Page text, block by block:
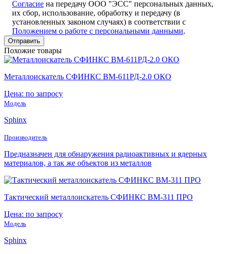
Согласие на передачу ООО "ЭСС" персональных данных,
их сбор, использование, обработку и передачу (в
установленных законом случаях) в соответствии с
Положением о работе с персональными данными.
Похожие товары
Металлоискатель СФИНКС ВМ-611РД-2.0 ОКО
Цена: по запросу
Модель
Sphinx
Производитель
Предназначен для обнаружения радиоактивных и ядерных
материалов, а так же объектов из металлов
Тактический металлоискатель СФИНКС ВМ-311 ПРО
Цена: по запросу
Модель
Sphinx